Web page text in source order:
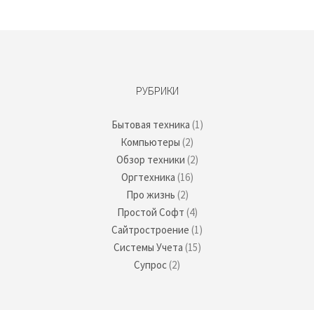
РУБРИКИ
Бытовая техника (1)
Компьютеры (2)
Обзор техники (2)
Оргтехника (16)
Про жизнь (2)
Простой Софт (4)
Сайтростроение (1)
Системы Учета (15)
Супрос(2)